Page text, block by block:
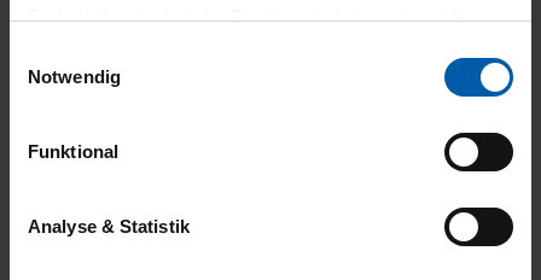
Technisch erforderliche Cookies sind eine notwendige
grundlegende Funktionen wie etwa zur Auswahl und
gewährleisten.
Für die Darstellung personalisierter Angebote, Anzeigen
und Inhalte aufgrund Ihres Nutzerverhaltens und Ihres
Notwendig
Funktional
Analyse & Statistik
Zu klein.
14.07.2026
super Qualität, angenehm zu tragen. Ich